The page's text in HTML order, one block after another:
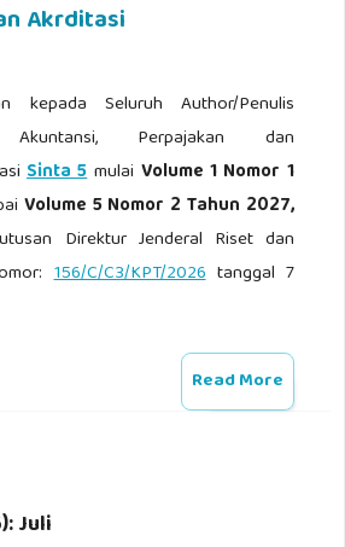
Akrditasi
kepada Seluruh Author/Penulis
Perpajakan dan
Sinta 5 mulai Volume 1 Nomor 1
Volume 5 Nomor 2 Tahun 2027,
Direktur Jenderal Riset dan
156/C/C3/KPT/2026tanggal 7
Read More
Juli